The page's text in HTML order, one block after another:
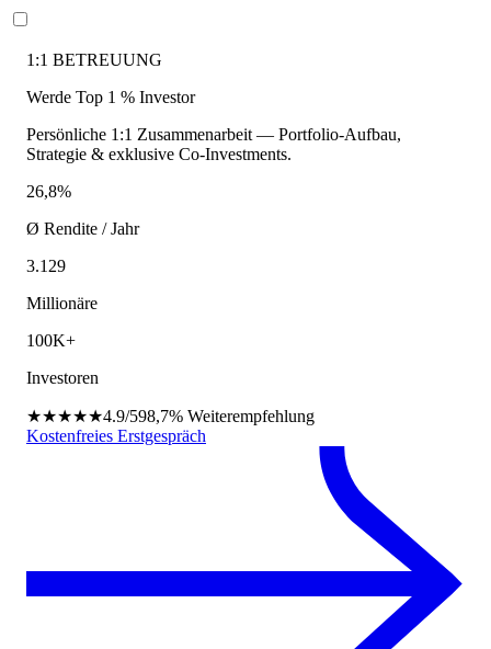
1:1 BETREUUNG
Werde Top 1 % Investor
Persönliche 1:1 Zusammenarbeit — Portfolio-Aufbau,
Strategie & exklusive Co-Investments.
26,8%
Ø Rendite / Jahr
3.129
Millionäre
100K+
Investoren
★★★★★4.9/598,7% Weiterempfehlung
Kostenfreies Erstgespräch